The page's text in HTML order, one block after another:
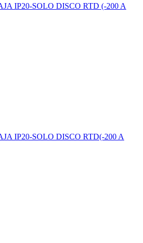
IP20-SOLO DISCO RTD (-200 A
IP20-SOLO DISCO RTD(-200 A